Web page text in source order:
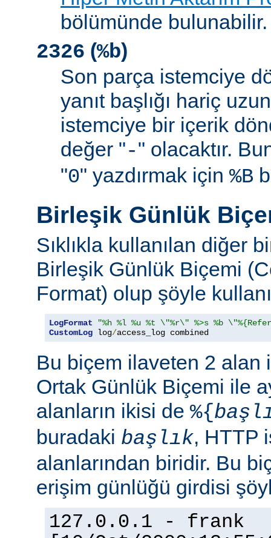
bölümünde bulunabilir.
2326 (%b)
Son parça istemciye
yanıt başlığı hariç
istemciye bir içerik
değer "-" olacaktır.
"0" yazdırmak için %B
Birleşik Günlük
Sıklıkla kullanılan diğer
Birleşik Günlük Biçemi
Format) olup şöyle
LogFormat
"%h %l %u %t \"%r\" %>s %b
CustomLog log/access_log combined
Bu biçem ilaveten 2 alan
Ortak Günlük Biçemi ile
alanların ikisi de %{
buradaki başlık, HTTP
alanlarından biridir. Bu
erişim günlüğü girdisi
127.0.0.1 - frank